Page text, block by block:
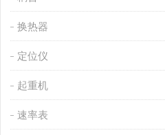
换热器
定位仪
起重机
速率表